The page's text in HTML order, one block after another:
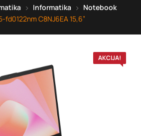
Informatika
Notebook
fd0122nm C8NJ6EA 15,6”
AKCIJA!